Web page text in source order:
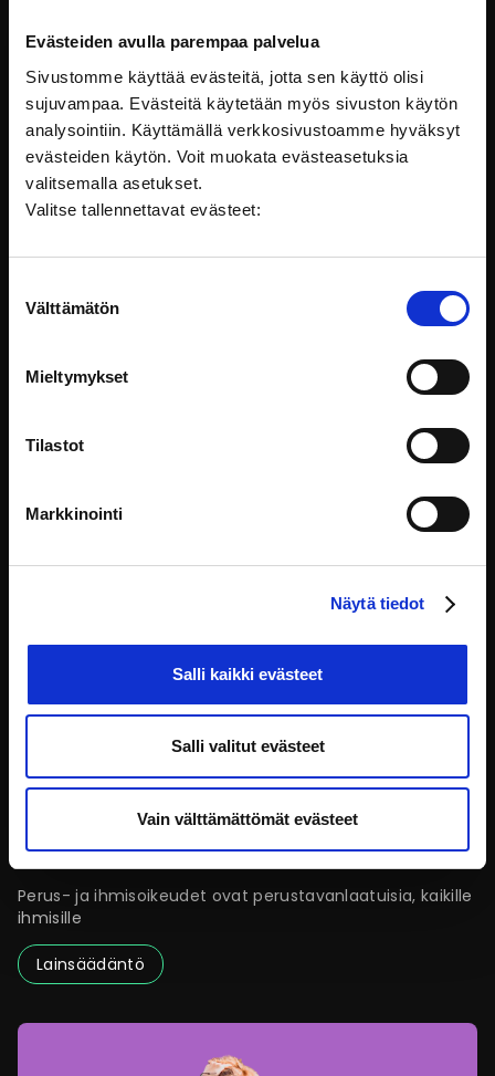
Evästeiden avulla parempaa palvelua
Sivustomme käyttää evästeitä, jotta sen käyttö olisi
sujuvampaa. Evästeitä käytetään myös sivuston käytön
analysointiin. Käyttämällä verkkosivustoamme hyväksyt
evästeiden käytön. Voit muokata evästeasetuksia
valitsemalla asetukset.
Valitse tallennettavat evästeet:
valinta
Välttämätön
Mieltymykset
Tilastot
Markkinointi
Näytä tiedot
Salli kaikki evästeet
Salli valitut evästeet
Vain välttämättömät evästeet
Istanbulin protokolla - kidutuksen tutkiminen ja
Istanbulin protokolla - kidutuksen tutkiminen ja
Säädökset ja ohjeet
Perus- ja ihmisoikeudet lainvalmistelussa
Perus- ja ihmisoikeudet ovat perustavanlaatuisia, kaikille
ihmisille
Lainsäädäntö